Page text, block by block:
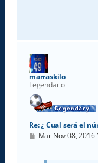
marraskilo
Legendario
Re: ¿ Cual será el
M
Mar Nov 08, 2016